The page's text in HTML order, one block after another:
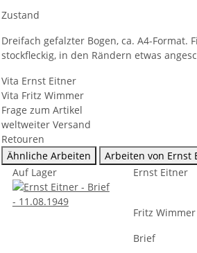
Zustand
Dreifach gefalzter Bogen, ca. A4-
stockfleckig, in den Rändern etwas
Vita Ernst Eitner
Vita Fritz Wimmer
Frage zum Artikel
weltweiter Versand
Retouren
Ähnliche Arbeiten
Arbeiten von Ernst
Auf Lager
Ernst Eitner
Fritz Wimmer
Brief